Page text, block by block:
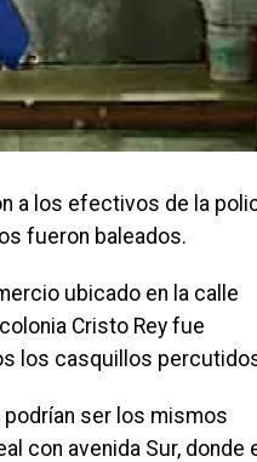
a los efectivos de la
fueron baleados.
ubicado en la calle
Cristo Rey fue
los casquillos
ser los mismos
con avenida Sur, donde